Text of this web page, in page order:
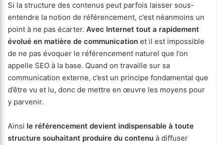
Si la structure des contenus peut parfois laisser sous-
entendre la notion de référencement, c’est néanmoins un
point à ne pas écarter. Avec Internet tout a rapidement
évolué en matière de communication et il est impossible
de ne pas évoquer le référencement naturel que l’on
appelle SEO à la base. Quand on travaille sur sa
communication externe, c’est un principe fondamental que
d’être vu et lu, donc de mettre en œuvre les moyens pour
y parvenir.
Ainsi le référencement devient indispensable à toute
structure souhaitant produire du contenu à diffuser